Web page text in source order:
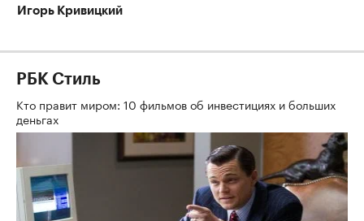
Игорь Кривицкий
РБК Стиль
Кто правит миром: 10 фильмов об инвестициях и больших
деньгах